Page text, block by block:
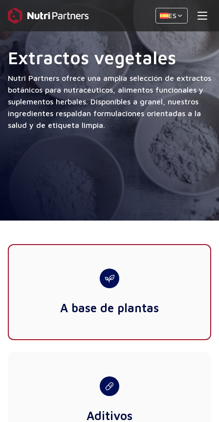
ES
Extractos vegetales
Nutri Partners ofrece una amplia selección de extractos
botánicos para nutracéuticos, alimentos funcionales y
suplementos herbales. Disponibles a granel, nuestros
ingredientes respaldan formulaciones orientadas a la
salud y de etiqueta limpia.
A base de plantas
Aditivos